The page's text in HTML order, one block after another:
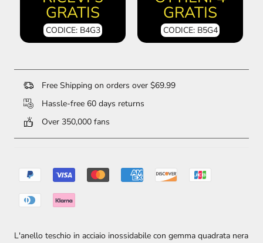
GRATIS
CODICE: B4G3
GRATIS
CODICE: B5G4
Free Shipping on orders over $69.99
Hassle-free 60 days returns
Over 350,000 fans
L'anello teschio in acciaio inossidabile con gemma quadrata nera